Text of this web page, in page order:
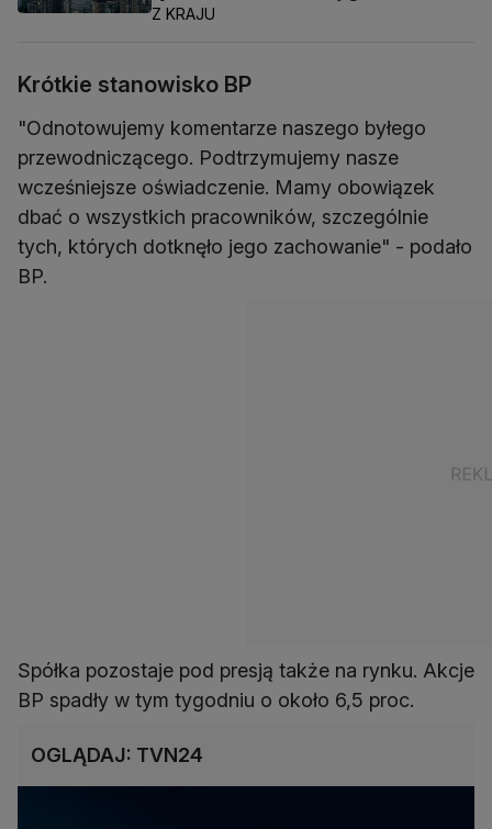
Z KRAJU
Krótkie stanowisko BP
"Odnotowujemy komentarze naszego byłego
przewodniczącego. Podtrzymujemy nasze
wcześniejsze oświadczenie. Mamy obowiązek
dbać o wszystkich pracowników, szczególnie
tych, których dotknęło jego zachowanie" - podało
BP.
Spółka pozostaje pod presją także na rynku. Akcje
BP spadły w tym tygodniu o około 6,5 proc.
OGLĄDAJ: TVN24